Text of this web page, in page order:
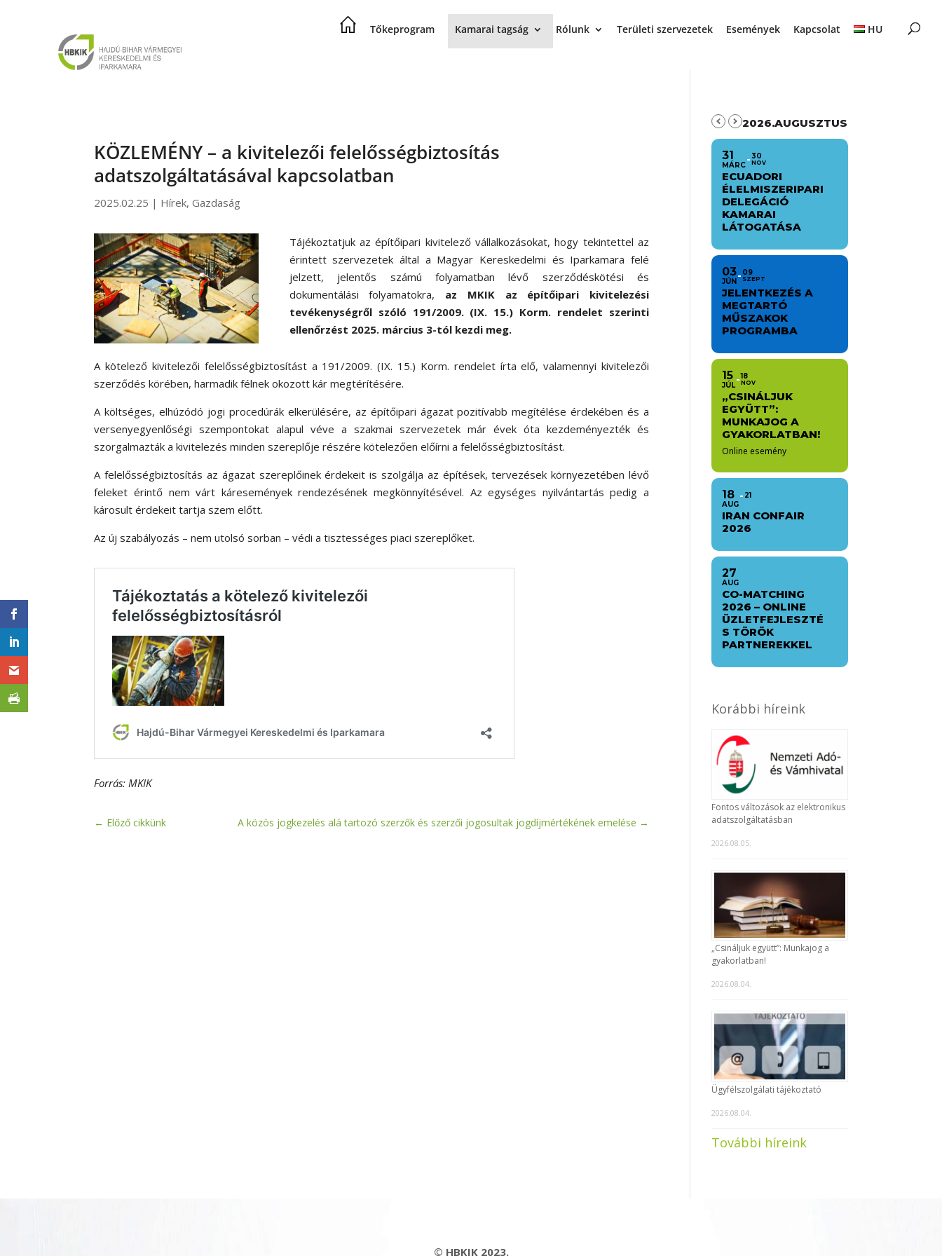
Tőkeprogram Kamarai tagság Rólunk Területi szervezetek Események Kapcsolat HU
KÖZLEMÉNY – a kivitelezői felelősségbiztosítás
adatszolgáltatásával kapcsolatban
2025.02.25 | Hírek,Gazdaság
Tájékoztatjuk az építőipari kivitelező vállalkozásokat, hogy tekintettel az
érintett szervezetek által a Magyar Kereskedelmi és Iparkamara felé
jelzett, jelentős számú folyamatban lévő szerződéskötési és
dokumentálási folyamatokra, az MKIK az építőipari kivitelezési
tevékenységről szóló 191/2009. (IX. 15.) Korm. rendelet szerinti
ellenőrzést 2025. március 3-tól kezdi meg.
A kötelező kivitelezői felelősségbiztosítást a 191/2009. (IX. 15.) Korm. rendelet írta elő, valamennyi kivitelezői
szerződés körében, harmadik félnek okozott kár megtérítésére.
A költséges, elhúzódó jogi procedúrák elkerülésére, az építőipari ágazat pozitívabb megítélése érdekében és a
versenyegyenlőségi szempontokat alapul véve a szakmai szervezetek már évek óta kezdeményezték és
szorgalmazták a kivitelezés minden szereplője részére kötelezően előírni a felelősségbiztosítást.
A felelősségbiztosítás az ágazat szereplőinek érdekeit is szolgálja az építések, tervezések környezetében lévő
feleket érintő nem várt káresemények rendezésének megkönnyítésével. Az egységes nyilvántartás pedig a
károsult érdekeit tartja szem előtt.
Az új szabályozás – nem utolsó sorban – védi a tisztességes piaci szereplőket.
Forrás: MKIK
← Előző cikkünk A közös jogkezelés alá tartozó szerzők és szerzői jogosultak jogdíjmértékének emelése →
2026.AUGUSZTUS
31
MÁRC
30
NOV
ECUADORI
ÉLELMISZERIPARI
DELEGÁCIÓ
KAMARAI
LÁTOGATÁSA
03
JÚN
09
SZEPT
JELENTKEZÉS A
MEGTARTÓ
MŰSZAKOK
PROGRAMBA
15
JÚL
18
NOV
„CSINÁLJUK
EGYÜTT”:
MUNKAJOG A
GYAKORLATBAN!
Online esemény
18
AUG
21
IRAN CONFAIR
2026
27
AUG
CO-MATCHING
2026 – ONLINE
ÜZLETFEJLESZTÉ
S TÖRÖK
PARTNEREKKEL
Korábbi híreink
Fontos változások az elektronikus
adatszolgáltatásban
2026.08.05.
„Csináljuk együtt”: Munkajog a
gyakorlatban!
2026.08.04.
Ügyfélszolgálati tájékoztató
2026.08.04.
További híreink
© HBKIK 2023.